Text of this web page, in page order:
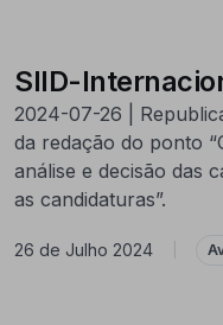
SIID-
2024-07-26 |
da redação do ponto
análise e decisão das
as candidaturas”.
26 de Julho 2024